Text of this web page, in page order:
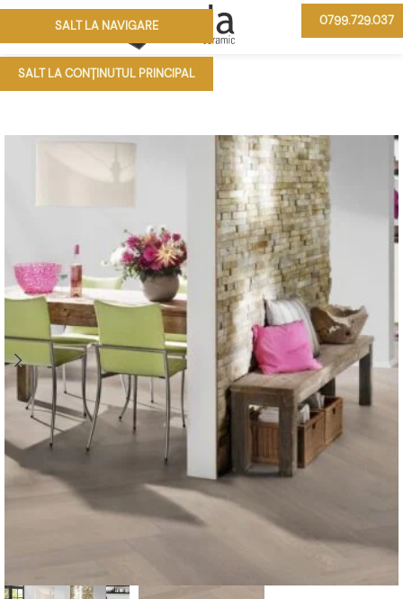
SALT LA NAVIGARE
SALT LA CONȚINUTUL PRINCIPAL
0799.729.037